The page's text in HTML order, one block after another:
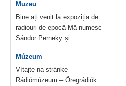
Muzeu
Bine ați venit la expoziția de
radiouri de epocă Mă numesc
Sándor Perneky și...
Múzeum
Vítajte na stránke
Rádiómúzeum – Öregrádiók